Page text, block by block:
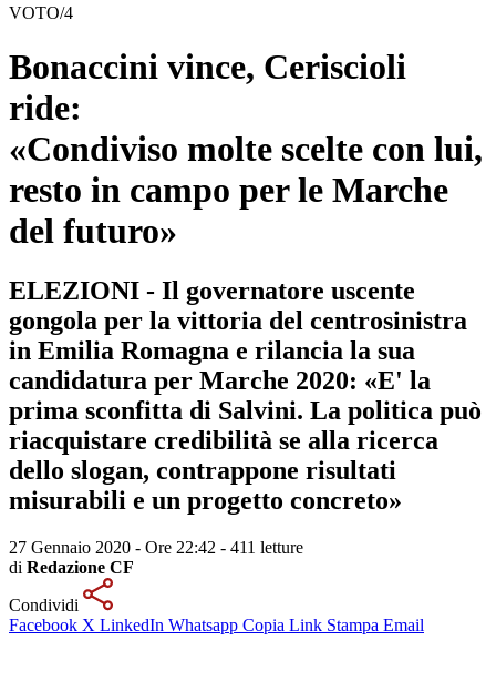
VOTO/4
Bonaccini vince, Ceriscioli
ride:
«Condiviso molte scelte con lui,
resto in campo per le Marche
del futuro»
ELEZIONI - Il governatore uscente
gongola per la vittoria del centrosinistra
in Emilia Romagna e rilancia la sua
candidatura per Marche 2020: «E' la
prima sconfitta di Salvini. La politica può
riacquistare credibilità se alla ricerca
dello slogan, contrappone risultati
misurabili e un progetto concreto»
27 Gennaio 2020 - Ore 22:42 - 411 letture
di Redazione CF
Condividi
Facebook X LinkedIn Whatsapp Copia Link Stampa Email